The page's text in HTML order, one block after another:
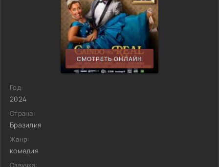
СМОТРЕТЬ ОНЛАЙН
Год:
2024
Страна:
Бразилия
Жанр:
комедия
Озвучка: